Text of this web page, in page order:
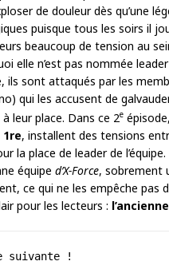
de douleur dès qu’une
puisque tous les soirs il
beaucoup de tension au
elle n’est pas nommée
ils sont attaqués par les
qui les accusent de
leur place. Dans ce 2e
, installent des tensions
la place de leader de
équipe d’X-Force, sobrement
ce qui ne les empêche pas
pour les lecteurs :
suivante !